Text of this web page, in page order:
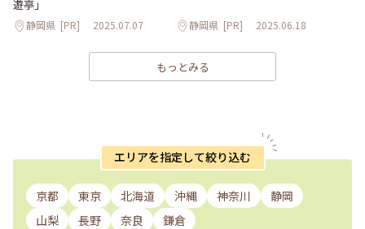
遊亭」
静岡県 [PR] 2025.07.07 静岡県 [PR] 2025.06.18
もっとみる
エリアを指定して絞り込む
京都 東京 北海道 沖縄 神奈川
静岡
山梨
長野 奈良 鎌倉